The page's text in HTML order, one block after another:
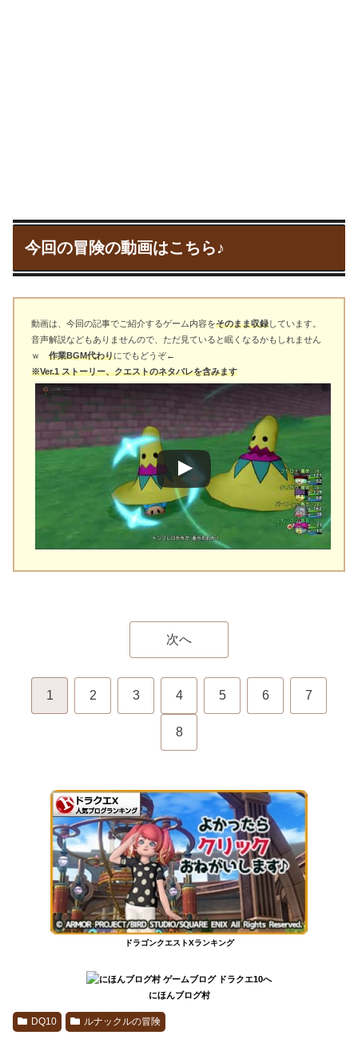
今回の冒険の動画はこちら♪
動画は、今回の記事でご紹介するゲーム内容をそのまま収録しています。
音声解説などもありませんので、ただ見ていると眠くなるかもしれません
ｗ 作業BGM代わりにでもどうぞ←
※Ver.1 ストーリー、クエストのネタバレを含みます
次へ
1 2 3 4 5 6 7
8
ドラゴンクエストXランキング
にほんブログ村
DQ10 ルナックルの冒険